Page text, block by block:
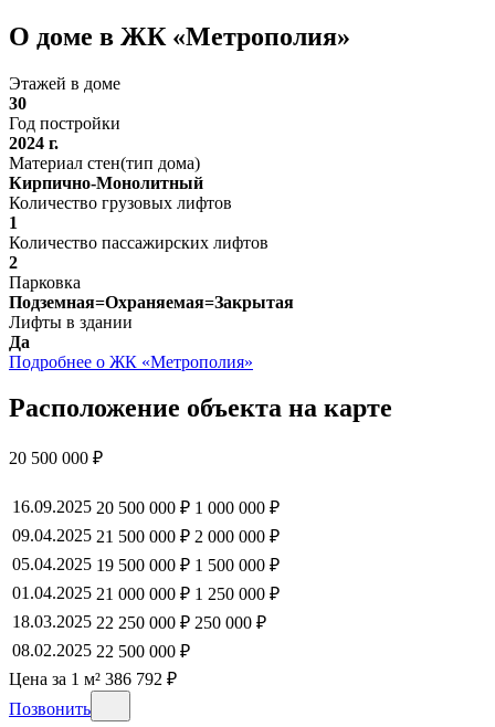
О доме в ЖК «Метрополия»
Этажей в доме
30
Год постройки
2024 г.
Материал стен(тип дома)
Кирпично-Монолитный
Количество грузовых лифтов
1
Количество пассажирских лифтов
2
Парковка
Подземная=Охраняемая=Закрытая
Лифты в здании
Да
Подробнее о ЖК «Метрополия»
Расположение объекта на карте
20 500 000 ₽
16.09.2025 20 500 000 ₽ 1 000 000 ₽
09.04.2025 21 500 000 ₽ 2 000 000 ₽
05.04.2025 19 500 000 ₽ 1 500 000 ₽
01.04.2025 21 000 000 ₽ 1 250 000 ₽
18.03.2025 22 250 000 ₽ 250 000 ₽
08.02.2025 22 500 000 ₽
Цена за 1 м² 386 792 ₽
Позвонить